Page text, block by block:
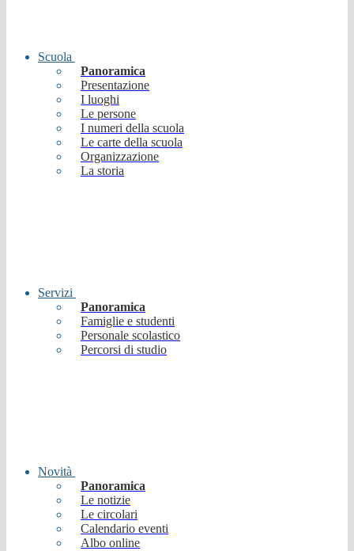
Scuola
Panoramica
Presentazione
I luoghi
Le persone
I numeri della scuola
Le carte della scuola
Organizzazione
La storia
Servizi
Panoramica
Famiglie e studenti
Personale scolastico
Percorsi di studio
Novità
Panoramica
Le notizie
Le circolari
Calendario eventi
Albo online